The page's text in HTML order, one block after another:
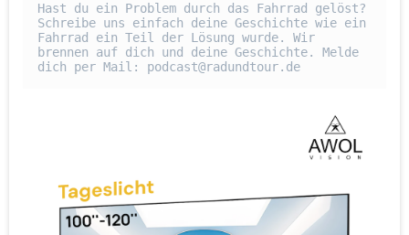
Hast du ein Problem durch das Fahrrad gelöst?
Schreibe uns einfach deine Geschichte wie ein
Fahrrad ein Teil der Lösung wurde. Wir
brennen auf dich und deine Geschichte. Melde
dich per Mail: podcast@radundtour.de